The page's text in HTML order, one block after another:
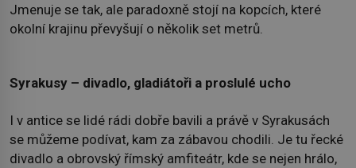
Jmenuje se tak, ale paradoxně stojí na kopcích, které
okolní krajinu převyšují o několik set metrů.
Syrakusy – divadlo, gladiátoři a proslulé ucho
I v antice se lidé rádi dobře bavili a právě v Syrakusách
se můžeme podívat, kam za zábavou chodili. Je tu řecké
divadlo a obrovský římský amfiteátr, kde se nejen hrálo,